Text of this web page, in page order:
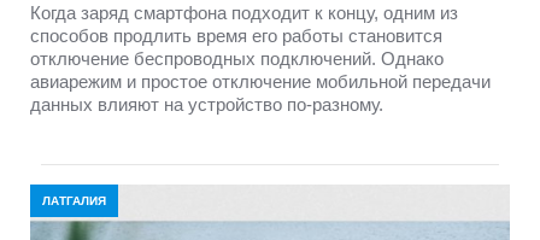
Когда заряд смартфона подходит к концу, одним из
способов продлить время его работы становится
отключение беспроводных подключений. Однако
авиарежим и простое отключение мобильной передачи
данных влияют на устройство по-разному.
ЛАТГАЛИЯ